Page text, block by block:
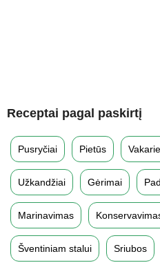
Receptai pagal paskirtį
Pusryčiai Pietūs
Užkandžiai Gėrimai
Marinavimas
Šventiniam stalui Sriubos